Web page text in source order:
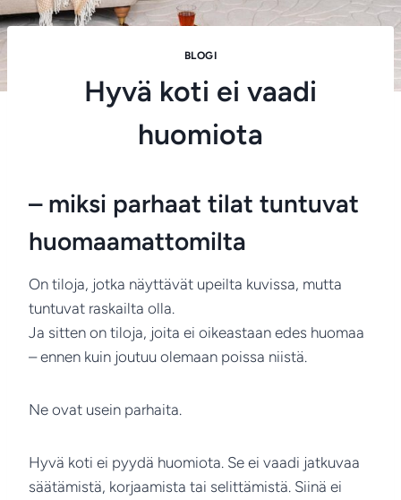
BLOGI
Hyvä koti ei vaadi
huomiota
– miksi parhaat tilat tuntuvat
huomaamattomilta
On tiloja, jotka näyttävät upeilta kuvissa, mutta
tuntuvat raskailta olla.
Ja sitten on tiloja, joita ei oikeastaan edes huomaa
– ennen kuin joutuu olemaan poissa niistä.
Ne ovat usein parhaita.
Hyvä koti ei pyydä huomiota. Se ei vaadi jatkuvaa
säätämistä, korjaamista tai selittämistä. Siinä ei